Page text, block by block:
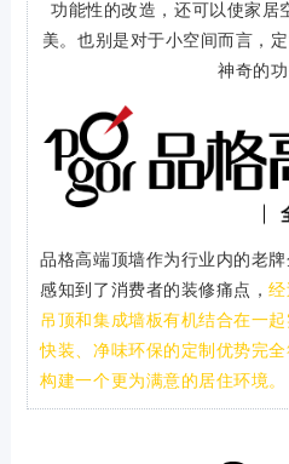
功能性的改造，还可以使家居
美。也别是对于小空间而言，
神奇的功
品格高端顶墙作为行业内的老
感知到了消费者的装修痛点，
吊顶和集成墙板有机结合在一
快装、净味环保的定制优势完
构建一个更为满意的居住环境。